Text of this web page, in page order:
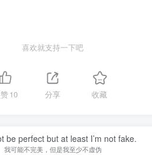
喜欢就支持一下吧
10 分享 收藏
be perfect but at least I’m not fake.
我可能不完美，但是我至少不虚伪